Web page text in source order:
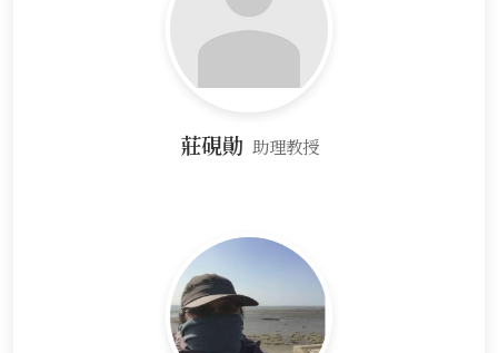
莊硯勛 助理教授